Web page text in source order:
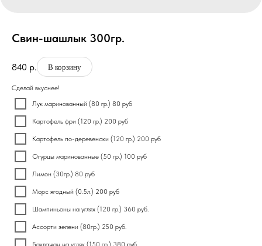
Свин-шашлык 300гр.
840 р. В корзину
Сделай вкуснее!
Лук маринованный (80 гр.) 80 руб
Картофель фри (120 гр.) 200 руб
Картофель по-деревенски (120 гр.) 200 руб
Огурцы маринованные (50 гр.) 100 руб
Лимон (30гр.) 80 руб
Морс ягодный (0.5л.) 200 руб
Шампиньоны на углях (120 гр.) 360 руб.
Ассорти зелени (80гр.) 250 руб.
Баклажан на углях (150 гр.) 380 руб.